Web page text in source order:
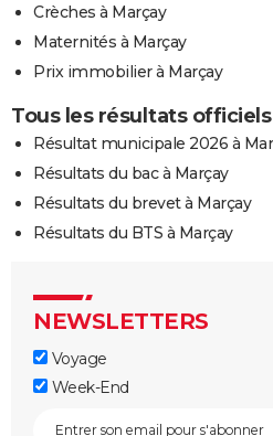
Crèches à Marçay
Maternités à Marçay
Prix immobilier à Marçay
Tous les résultats
Résultat municipale 2026 à
Résultats du bac à Marçay
Résultats du brevet à Marçay
Résultats du BTS à Marçay
NEWSLETTERS
Voyage
Week-End